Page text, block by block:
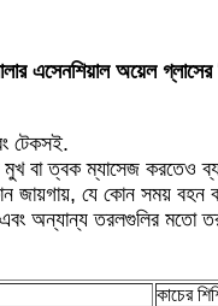
এসেনশিয়াল অয়েল গ্লাসের
টেকসই.
বা ত্বক ম্যাসেজ করতেও
জায়গায়, যে কোন সময় বহন
এবং অন্যান্য তরলগুলির
কাচের